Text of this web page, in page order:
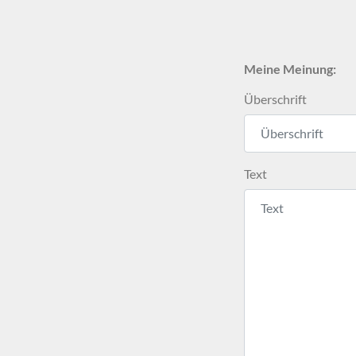
Meine Meinung:
Überschrift
Text